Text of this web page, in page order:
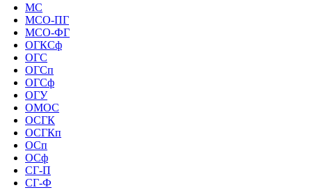
МС
МСО-ПГ
МСО-ФГ
ОГКСф
ОГС
ОГСп
ОГСф
ОГУ
ОМОС
ОСГК
ОСГКп
ОСп
ОСф
СГ-П
СГ-Ф